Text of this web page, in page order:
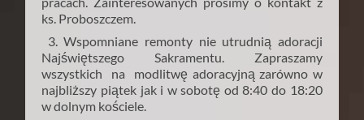
ks. Proboszczem.
3. Wspomniane remonty nie utrudnią adoracji
Najświętszego Sakramentu. Zapraszamy
wszystkich na modlitwę adoracyjną zarówno w
najbliższy piątek jak i w sobotę od 8:40 do 18:20
w dolnym kościele.